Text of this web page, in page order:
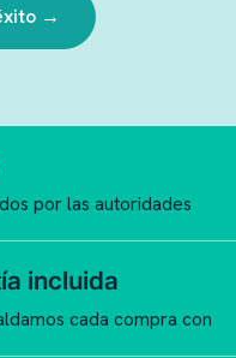
→
por las autoridades
incluida
cada compra con